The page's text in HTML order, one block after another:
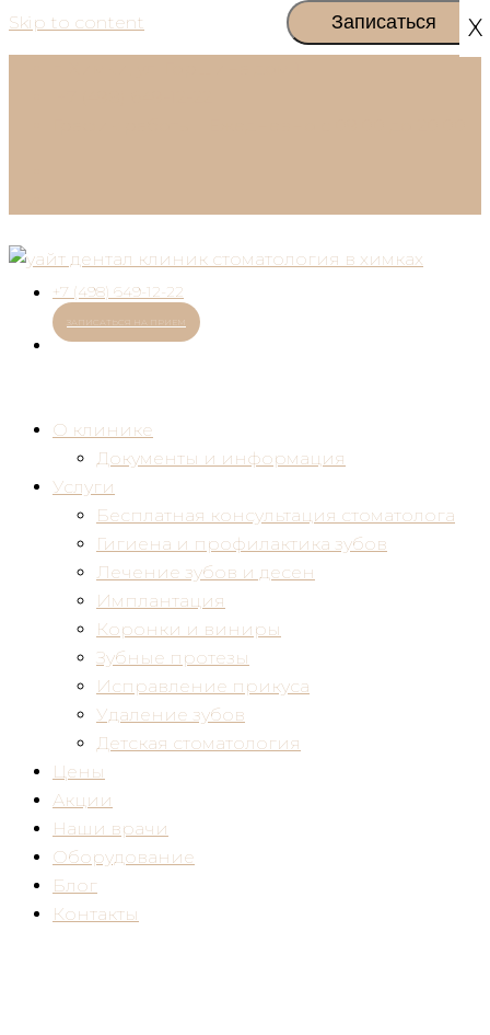
Skip to content
+7 (498) 649-12-22
ЗАПИСАТЬСЯ НА ПРИЕМ
О клинике
Документы и информация
Услуги
Бесплатная консультация стоматолога
Гигиена и профилактика зубов
Лечение зубов и десен
Имплантация
Коронки и виниры
Зубные протезы
Исправление прикуса
Удаление зубов
Детская стоматология
Цены
Акции
Наши врачи
Оборудование
Блог
Контакты
X